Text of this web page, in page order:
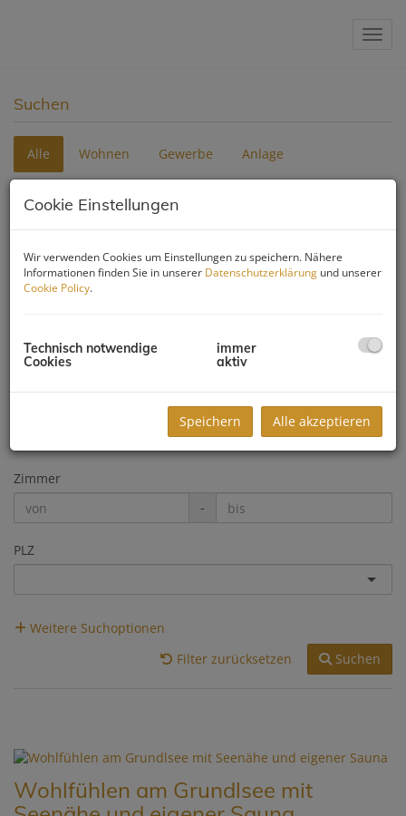
Suchen
Alle Wohnen Gewerbe Anlage
Objektnummer
-
Zimmer
-
PLZ
Weitere Suchoptionen
Filter zurücksetzen
Suchen
Wohlfühlen am Grundlsee mit
Cookie Einstellungen
Wir verwenden Cookies um Einstellungen zu speichern. Nähere
Informationen finden Sie in unserer Datenschutzerklärung und unserer
Cookie Policy.
Technisch notwendige
Cookies
immer
aktiv
Speichern Alle akzeptieren